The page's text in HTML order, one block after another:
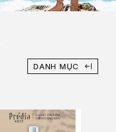
DANH MỤC